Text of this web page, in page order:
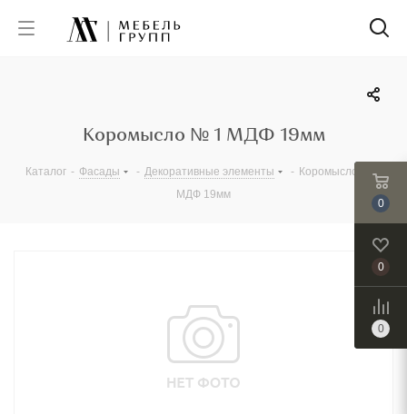
Коромысло № 1 МДФ 19мм
Каталог - Фасады - Декоративные элементы - Коромысло № 1
МДФ 19мм
0
0
0